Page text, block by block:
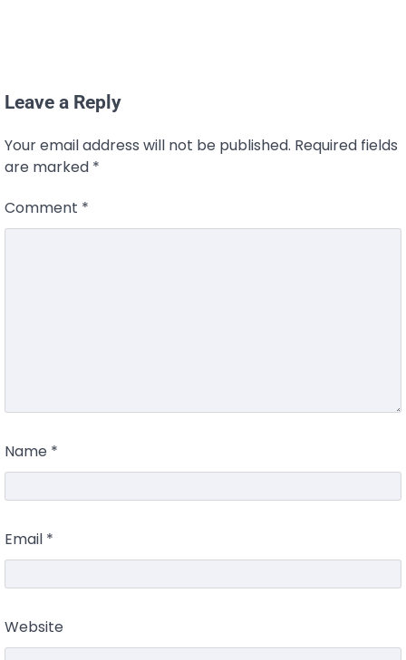
Leave a Reply
Your email address will not be published. Required fields
are marked *
Comment *
Name *
Email *
Website